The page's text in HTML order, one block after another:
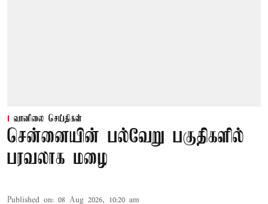
வானிலை செய்திகள்
சென்னையின் பல்வேறு பகுதிகளில்
பரவலாக மழை
Published on: 08 Aug 2026, 10:20 am